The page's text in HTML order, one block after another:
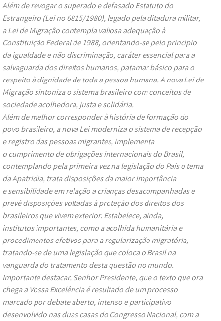
Além de revogar o superado e defasado Estatuto do
Estrangeiro (Lei no 6815/1980), legado pela ditadura militar,
a Lei de Migração contempla valiosa adequação à
Constituição Federal de 1988, orientando-se pelo princípio
da igualdade e não discriminação, caráter essencial para a
salvaguarda dos direitos humanos, patamar básico para o
respeito à dignidade de toda a pessoa humana. A nova Lei de
Migração sintoniza o sistema brasileiro com conceitos de
sociedade acolhedora, justa e solidária.
Além de melhor corresponder à história de formação do
povo brasileiro, a nova Lei moderniza o sistema de recepção
e registro das pessoas migrantes, implementa
o cumprimento de obrigações internacionais do Brasil,
contemplando pela primeira vez na legislação do País o tema
da Apatridia, trata disposições da maior importância
e sensibilidade em relação a crianças desacompanhadas e
prevê disposições voltadas à proteção dos direitos dos
brasileiros que vivem exterior. Estabelece, ainda,
institutos importantes, como a acolhida humanitária e
procedimentos efetivos para a regularização migratória,
tratando-se de uma legislação que coloca o Brasil na
vanguarda do tratamento desta questão no mundo.
Importante destacar, Senhor Presidente, que o texto que ora
chega a Vossa Excelência é resultado de um processo
marcado por debate aberto, intenso e participativo
desenvolvido nas duas casas do Congresso Nacional, com a